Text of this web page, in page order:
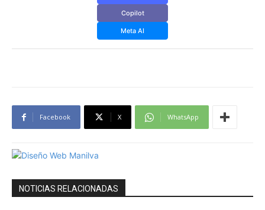
Copilot
Meta AI
Facebook X WhatsApp
NOTICIAS RELACIONADAS